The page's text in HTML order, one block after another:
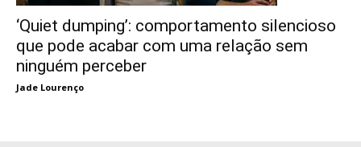
‘Quiet dumping’: comportamento silencioso
que pode acabar com uma relação sem
ninguém perceber
Jade Lourenço